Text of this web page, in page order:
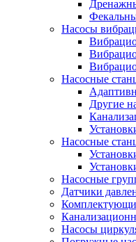
Насосы
Насосные
Другие
Насосные
Насосные
Датчики
Насосы